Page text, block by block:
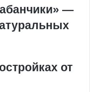
—
от